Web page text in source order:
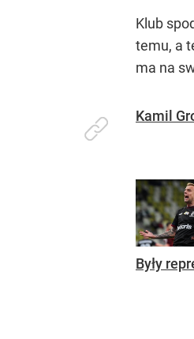
Klub
temu, a
ma na
Kamil
Były